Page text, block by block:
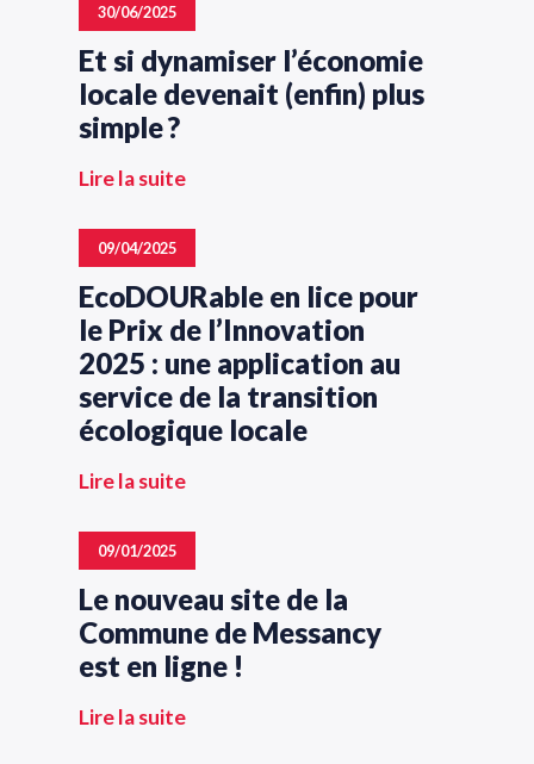
30/06/2025
Et si dynamiser l’économie
locale devenait (enfin) plus
simple ?
Lire la suite
09/04/2025
EcoDOURable en lice pour
le Prix de l’Innovation
2025 : une application au
service de la transition
écologique locale
Lire la suite
09/01/2025
Le nouveau site de la
Commune de Messancy
est en ligne !
Lire la suite